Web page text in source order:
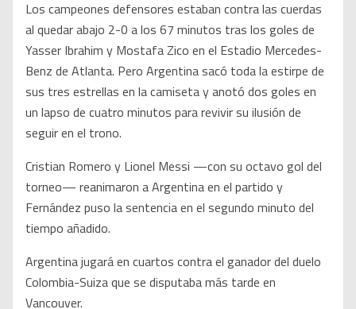
Los campeones defensores estaban contra las cuerdas
al quedar abajo 2-0 a los 67 minutos tras los goles de
Yasser Ibrahim y Mostafa Zico en el Estadio Mercedes-
Benz de Atlanta. Pero Argentina sacó toda la estirpe de
sus tres estrellas en la camiseta y anotó dos goles en
un lapso de cuatro minutos para revivir su ilusión de
seguir en el trono.
Cristian Romero y Lionel Messi —con su octavo gol del
torneo— reanimaron a Argentina en el partido y
Fernández puso la sentencia en el segundo minuto del
tiempo añadido.
Argentina jugará en cuartos contra el ganador del duelo
Colombia-Suiza que se disputaba más tarde en
Vancouver.